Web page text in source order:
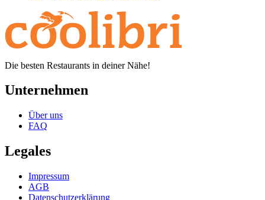
Die besten Restaurants in deiner Nähe!
Unternehmen
Über uns
FAQ
Legales
Impressum
AGB
Datenschutzerklärung